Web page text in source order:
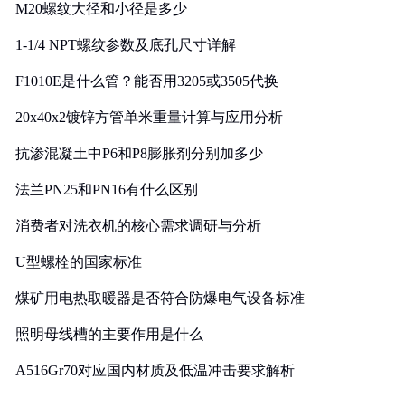
M20螺纹大径和小径是多少
1-1/4 NPT螺纹参数及底孔尺寸详解
F1010E是什么管？能否用3205或3505代换
20x40x2镀锌方管单米重量计算与应用分析
抗渗混凝土中P6和P8膨胀剂分别加多少
法兰PN25和PN16有什么区别
消费者对洗衣机的核心需求调研与分析
U型螺栓的国家标准
煤矿用电热取暖器是否符合防爆电气设备标准
照明母线槽的主要作用是什么
A516Gr70对应国内材质及低温冲击要求解析